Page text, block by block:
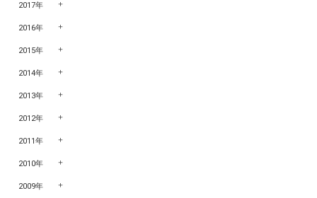
2017年
2016年
2015年
2014年
2013年
2012年
2011年
2010年
2009年